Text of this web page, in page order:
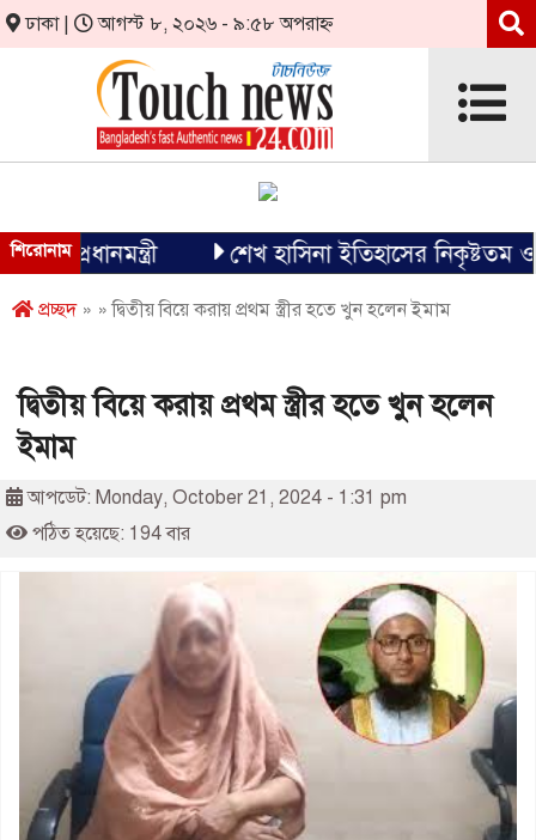
ঢাকা | আগস্ট ৮, ২০২৬ - ৯:৫৮ অপরাহ্ন
শিরোনাম শেখ হাসিনা ইতিহাসের নিকৃষ্টতম ও
প্রচ্ছদ» » দ্বিতীয় বিয়ে করায় প্রথম স্ত্রীর হতে খুন হলেন ইমাম
দ্বিতীয় বিয়ে করায় প্রথম স্ত্রীর হতে খুন হলেন
ইমাম
আপডেট: Monday, October 21, 2024 - 1:31 pm
পঠিত হয়েছে: 194 বার